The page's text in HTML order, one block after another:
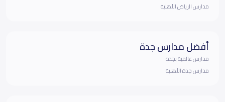
مدارس الرياض الأهلية
أفضل مدارس جدة
مدارس عالمية بجده
مدارس جدة الأهلية